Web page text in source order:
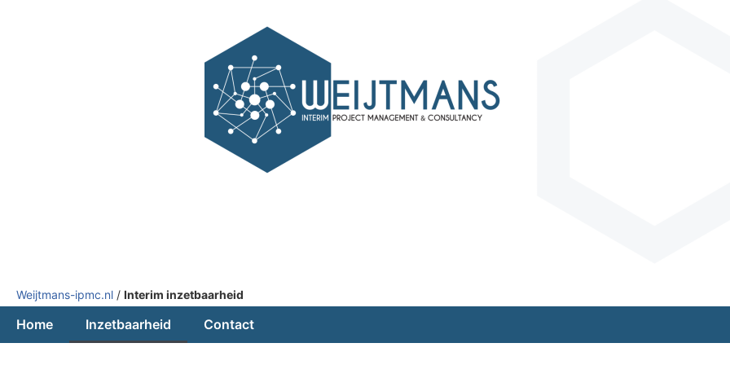
Weijtmans-ipmc.nl / Interim inzetbaarheid
Home Inzetbaarheid Contact